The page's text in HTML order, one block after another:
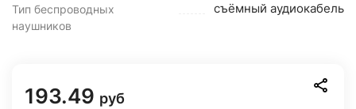
Тип беспроводных
наушников
съёмный аудиокабель
193.49 руб